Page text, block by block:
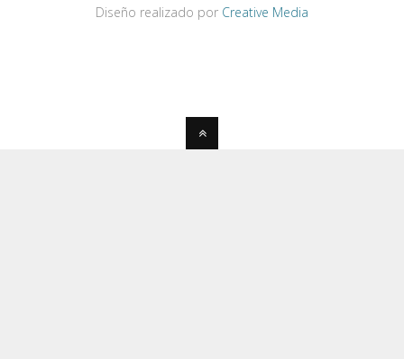
Diseño realizado por Creative Media